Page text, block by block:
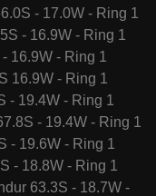
- 17.0W - Ring 1
- 16.9W - Ring 1
16.9W - Ring 1
16.9W - Ring 1
- 19.4W - Ring 1
- 19.4W - Ring 1
- 19.6W - Ring 1
- 18.8W - Ring 1
63.3S - 18.7W -